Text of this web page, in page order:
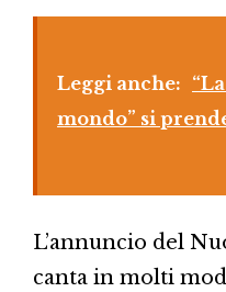
Leggi anche:
mondo” si
L’annuncio del
canta in molti